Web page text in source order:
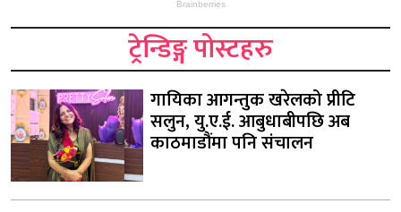
ट्रेन्डिङ्ग पोस्टहरु
गायिका आगन्तुक खरेलको प्रीटि
सलुन, यु.ए.ई. आबुधाबीपछि अब
काठमाडौंमा पनि संचालन